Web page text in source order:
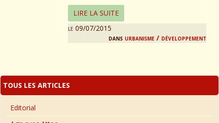
le 09/07/2015
dans urbanisme / développement
LIRE LA SUITE
TOUS LES ARTICLES
Editorial